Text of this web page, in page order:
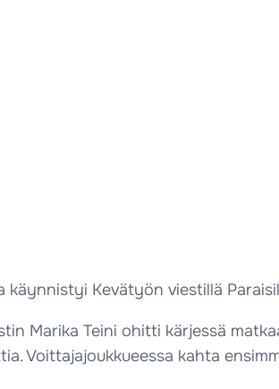
käynnistyi Kevätyön viestillä
Marika Teini ohitti kärjessä
Voittajajoukkueessa kahta